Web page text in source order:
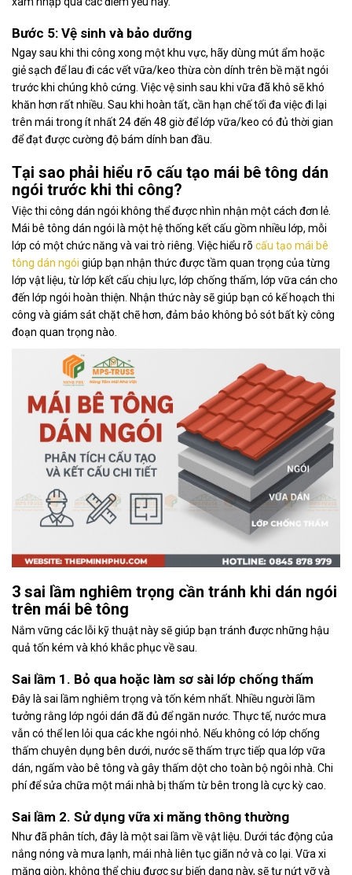
Bước 5: Vệ sinh và bảo dưỡng
Ngay sau khi thi công xong một khu vực, hãy dùng mút ẩm hoặc
giẻ sạch để lau đi các vết vữa/keo thừa còn dính trên bề mặt ngói
trước khi chúng khô cứng. Việc vệ sinh sau khi vữa đã khô sẽ khó
khăn hơn rất nhiều. Sau khi hoàn tất, cần hạn chế tối đa việc đi lại
trên mái trong ít nhất 24 đến 48 giờ để lớp vữa/keo có đủ thời gian
để đạt được cường độ bám dính ban đầu.
Tại sao phải hiểu rõ cấu tạo mái bê tông dán
ngói trước khi thi công?
Việc thi công dán ngói không thể được nhìn nhận một cách đơn lẻ.
Mái bê tông dán ngói là một hệ thống kết cấu gồm nhiều lớp, mỗi
lớp có một chức năng và vai trò riêng. Việc hiểu rõ cấu tạo mái bê
tông dán ngói giúp bạn nhận thức được tầm quan trọng của từng
lớp vật liệu, từ lớp kết cấu chịu lực, lớp chống thấm, lớp vữa cán cho
đến lớp ngói hoàn thiện. Nhận thức này sẽ giúp bạn có kế hoạch thi
công và giám sát chặt chẽ hơn, đảm bảo không bỏ sót bất kỳ công
đoạn quan trọng nào.
3 sai lầm nghiêm trọng cần tránh khi dán ngói
trên mái bê tông
Nắm vững các lỗi kỹ thuật này sẽ giúp bạn tránh được những hậu
quả tốn kém và khó khắc phục về sau.
Sai lầm 1. Bỏ qua hoặc làm sơ sài lớp chống thấm
Đây là sai lầm nghiêm trọng và tốn kém nhất. Nhiều người lầm
tưởng rằng lớp ngói dán đã đủ để ngăn nước. Thực tế, nước mưa
vẫn có thể len lỏi qua các khe ngói nhỏ. Nếu không có lớp chống
thấm chuyên dụng bên dưới, nước sẽ thấm trực tiếp qua lớp vữa
dán, ngấm vào bê tông và gây thấm dột cho toàn bộ ngôi nhà. Chi
phí để sửa chữa một mái nhà bị thấm từ bên trong là cực kỳ cao.
Sai lầm 2. Sử dụng vữa xi măng thông thường
Như đã phân tích, đây là một sai lầm về vật liệu. Dưới tác động của
nắng nóng và mưa lạnh, mái nhà liên tục giãn nở và co lại. Vữa xi
măng giòn, không thể chịu được sự biến dạng này, sẽ tự nứt vỡ và